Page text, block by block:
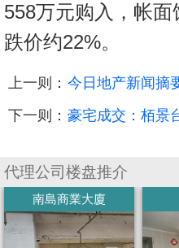
558万元购入，帐
跌价约22%。
上一则： 今日地产新闻摘
下一则： 豪宅成交：栢景
代理公司楼盘推介
南島商業大廈